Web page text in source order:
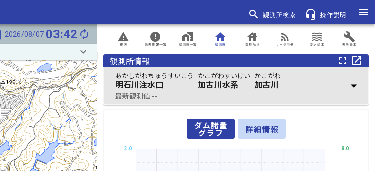
search 観測所検索 headset_mic 操作説明
menu
2026/08/07 03:42 autorenew
keyboard_arrow_down
概況
report_problem
発表情報一覧
error
観測所一覧
home_work
観測所
home
登録地点
house
レーダ雨量
rss_feed
浸水想定
waves
表示設定
build
観測所情報
fullscreen open_in_new
あかしがわちゅうすいこう
明石川注水口
かこがわすいけい
加古川水系
かこがわ
加古川
最新観測値 --
arrow_drop_down
ダム諸量
グラフ 詳細情報
2.0 8.0